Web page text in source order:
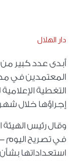
دار الهلال
أبدى عدد كبير من
المعتمدين في
التغطية
إجراؤها خلال
وقال رئيس
في تصريح اليوم
استعداداتها